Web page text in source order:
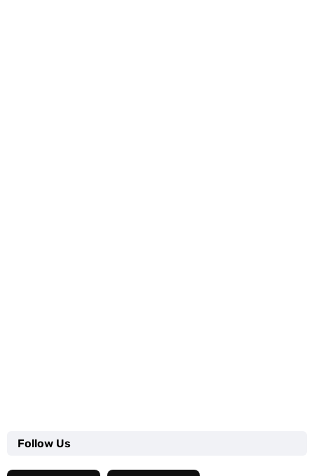
Follow Us